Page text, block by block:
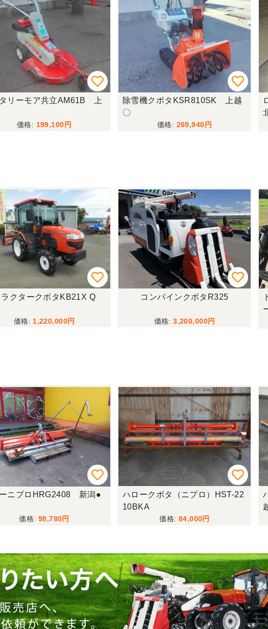
リーモア共立AM61B 上
199,100
除雪機クボタKSR810SK 上越
〇
269,940
クタークボタKB21X Q
1,220,000
コンバインクボタR325
3,200,000
ニプロHRG2408 新潟●
98,780
ハロークボタ（ニプロ）HST-22
10BKA
84,000